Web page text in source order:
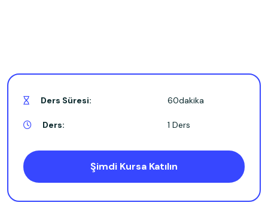
Ders Süresi: 60dakika
Ders: 1 Ders
Şimdi Kursa Katılın